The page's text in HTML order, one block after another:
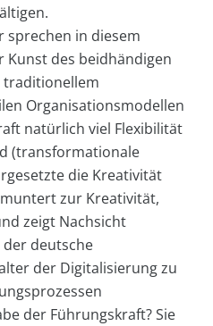
in diesem
Kunst des beidhändigen
traditionellem
Organisationsmodellen
natürlich viel Flexibilität
(transformationale
die Kreativität
zur Kreativität,
zeigt Nachsicht
der deutsche
der Digitalisierung zu
der Führungskraft? Sie